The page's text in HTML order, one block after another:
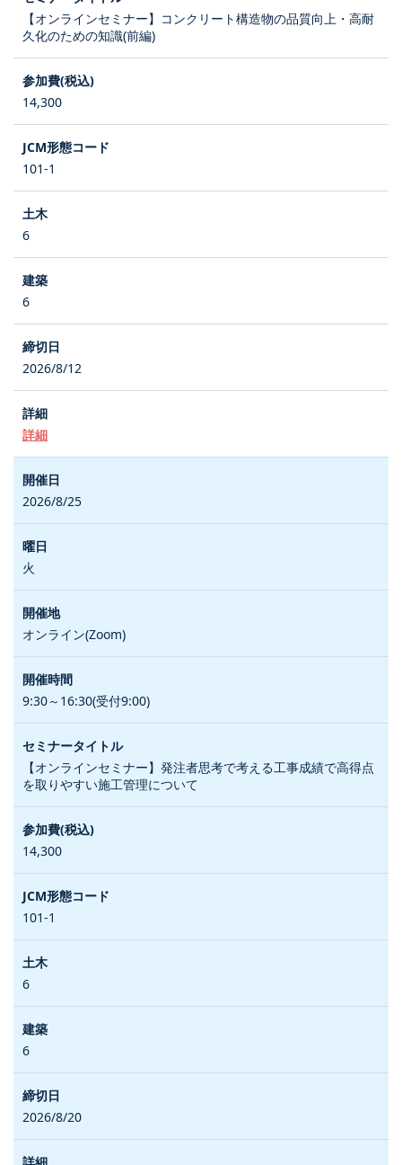
【オンラインセミナー】コンクリート構造物の品質向上・高耐
久化のための知識(前編)
14,300
101-1
6
6
2026/8/12
詳細
2026/8/25
火
オンライン(Zoom)
9:30～16:30(受付9:00)
【オンラインセミナー】発注者思考で考える工事成績で高得点
を取りやすい施工管理について
14,300
101-1
6
6
2026/8/20